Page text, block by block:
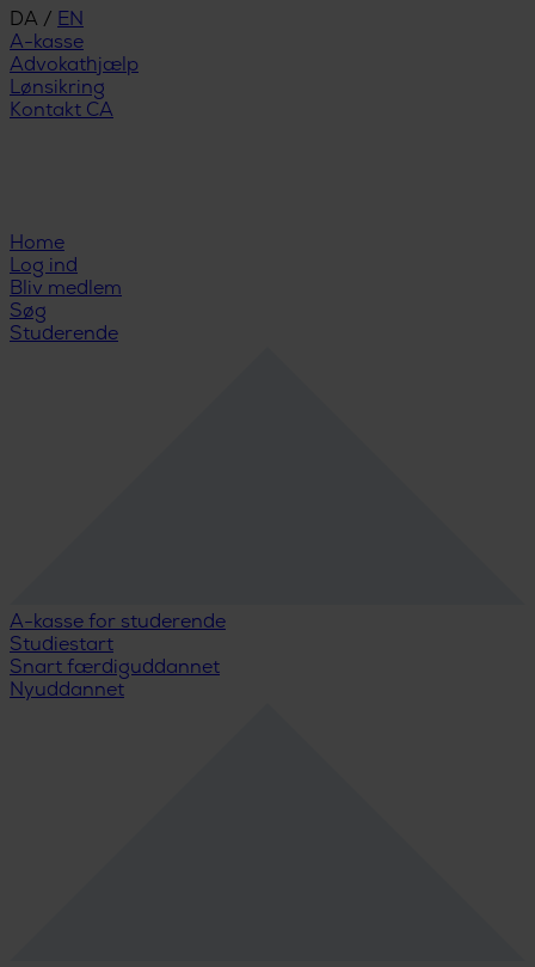
DA / EN
A-kasse
Advokathjælp
Lønsikring
Kontakt CA
Home
Log ind
Bliv medlem
Søg
Studerende
A-kasse for studerende
Studiestart
Snart færdiguddannet
Nyuddannet